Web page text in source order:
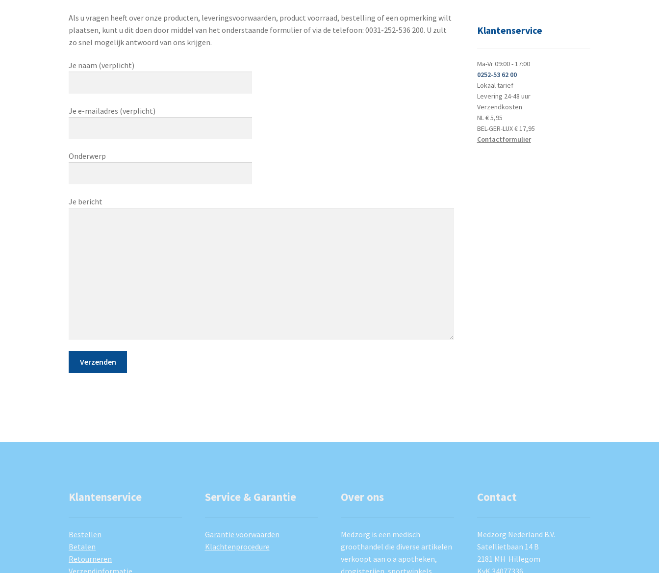
Als u vragen heeft over onze producten, leveringsvoorwaarden, product voorraad, bestelling of een opmerking wilt
plaatsen, kunt u dit doen door middel van het onderstaande formulier of via de telefoon: 0031-252-536 200. U zult
zo snel mogelijk antwoord van ons krijgen.
Je naam (verplicht)
Je e-mailadres (verplicht)
Onderwerp
Je bericht
Klantenservice
Ma-Vr 09:00 - 17:00
0252-53 62 00
Lokaal tarief
Levering 24-48 uur
Verzendkosten
NL € 5,95
BEL-GER-LUX € 17,95
Contactformulier
Klantenservice
Bestellen
Betalen
Retourneren
Service & Garantie
Garantie voorwaarden
Klachtenprocedure
Over ons
Medzorg is een medisch
groothandel die diverse artikelen
verkoopt aan o.a apotheken,
Contact
Medzorg Nederland B.V.
Satellietbaan 14 B
2181 MH Hillegom